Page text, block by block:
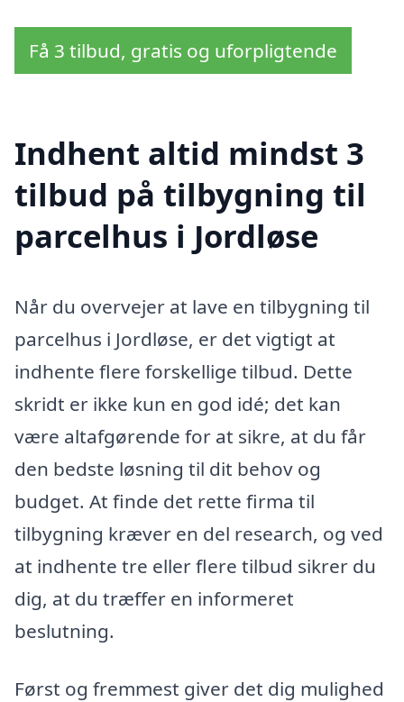
Få 3 tilbud, gratis og uforpligtende
Indhent altid mindst 3
tilbud på tilbygning til
parcelhus i Jordløse
Når du overvejer at lave en tilbygning til
parcelhus i Jordløse, er det vigtigt at
indhente flere forskellige tilbud. Dette
skridt er ikke kun en god idé; det kan
være altafgørende for at sikre, at du får
den bedste løsning til dit behov og
budget. At finde det rette firma til
tilbygning kræver en del research, og ved
at indhente tre eller flere tilbud sikrer du
dig, at du træffer en informeret
beslutning.
Først og fremmest giver det dig mulighed